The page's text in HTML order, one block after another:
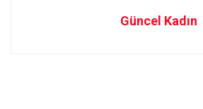
Güncel Kadın